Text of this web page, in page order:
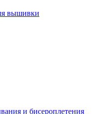
вышивки
и бисероплетения